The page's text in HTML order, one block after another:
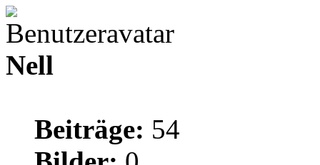
Nell
Beiträge: 54